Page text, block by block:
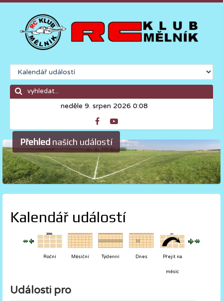
neděle 9. srpen 2026 0:08
Přehled našich událostí
Kalendář událostí
Roční Měsíční Týdenní Dnes Přejít na
měsíc
Události pro